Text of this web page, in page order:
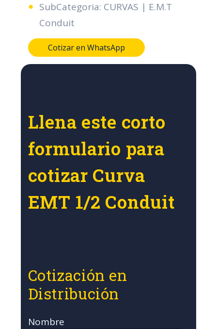
SubCategoria: CURVAS | E.M.T
Conduit
Cotizar en WhatsApp
Llena este corto
formulario para
cotizar Curva
EMT 1/2 Conduit
Cotización en
Distribución
Nombre